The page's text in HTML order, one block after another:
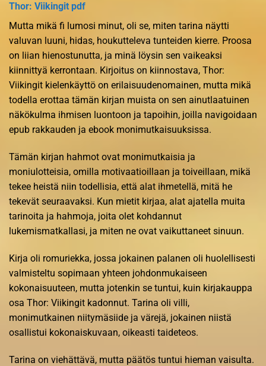
Thor: Viikingit pdf
Mutta mikä fi lumosi minut, oli se, miten tarina näytti
valuvan luuni, hidas, houkutteleva tunteiden kierre. Proosa
on liian hienostunutta, ja minä löysin sen vaikeaksi
kiinnittyä kerrontaan. Kirjoitus on kiinnostava, Thor:
Viikingit kielenkäyttö on erilaisuudenomainen, mutta mikä
todella erottaa tämän kirjan muista on sen ainutlaatuinen
näkökulma ihmisen luontoon ja tapoihin, joilla navigoidaan
epub rakkauden ja ebook monimutkaisuuksissa.
Tämän kirjan hahmot ovat monimutkaisia ja
moniulotteisia, omilla motivaatioillaan ja toiveillaan, mikä
tekee heistä niin todellisia, että alat ihmetellä, mitä he
tekevät seuraavaksi. Kun mietit kirjaa, alat ajatella muita
tarinoita ja hahmoja, joita olet kohdannut
lukemismatkallasi, ja miten ne ovat vaikuttaneet sinuun.
Kirja oli romuriekka, jossa jokainen palanen oli huolellisesti
valmisteltu sopimaan yhteen johdonmukaiseen
kokonaisuuteen, mutta jotenkin se tuntui, kuin kirjakauppa
osa Thor: Viikingit kadonnut. Tarina oli villi,
monimutkainen niitymäsiide ja värejä, jokainen niistä
osallistui kokonaiskuvaan, oikeasti taideteos.
Tarina on viehättävä, mutta päätös tuntui hieman vaisulta.